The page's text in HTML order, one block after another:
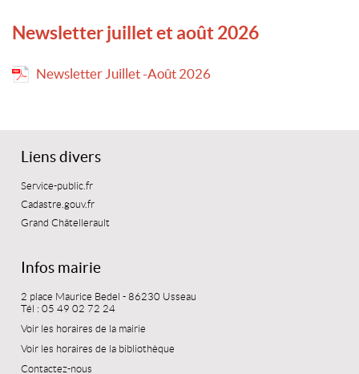
Newsletter juillet et août 2026
Newsletter Juillet -Août 2026
Liens divers
Service-public.fr
Cadastre.gouv.fr
Grand Châtellerault
Infos mairie
2 place Maurice Bedel - 86230 Usseau
Tél : 05 49 02 72 24
Voir les horaires de la mairie
Voir les horaires de la bibliothèque
Contactez-nous